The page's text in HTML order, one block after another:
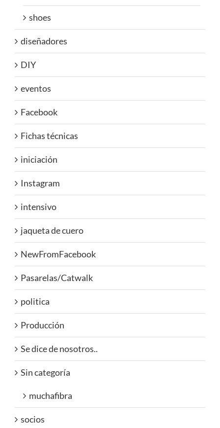
shoes
diseñadores
DIY
eventos
Facebook
Fichas técnicas
iniciación
Instagram
intensivo
jaqueta de cuero
NewFromFacebook
Pasarelas/Catwalk
politica
Producción
Se dice de nosotros..
Sin categoría
muchafibra
socios